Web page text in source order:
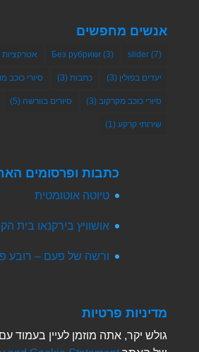
אנשים מחפשים
slider (7)
Без рубрики (3) אטרקציות
יעדים בפולין (3) כתבות(3) סיורי כוכב
סיורי כוכב מקרקוב(3) סיורים בוורשה (5)
שירותי קרקע(1)
כתבות ופרסומים
טיוטה אוטומטית
אושוויץ בירקנאו בית
ורשה של פעם – רובע
מדיניות פרטיות
גולש יקר, אתה מוזמן לעיין בעמוד